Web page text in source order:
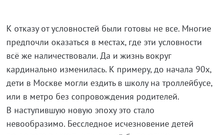
К отказу от условностей были готовы не все. Многие
предпочли оказаться в местах, где эти условности
всё же наличествовали. Да и жизнь вокруг
кардинально изменилась. К примеру, до начала 90х,
дети в Москве могли ездить в школу на троллейбусе,
или в метро без сопровождения родителей.
В наступившую новую эпоху это стало
невообразимо. Бесследное исчезновение детей